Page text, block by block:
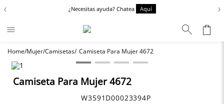
‹ ¿Necesitas ayuda? Chatea Aquí ›
Mujer Camisetas Camiseta Para Mujer 4672
Camiseta Para Mujer 4672
W3591D00023394P
Términos más buscados
1.